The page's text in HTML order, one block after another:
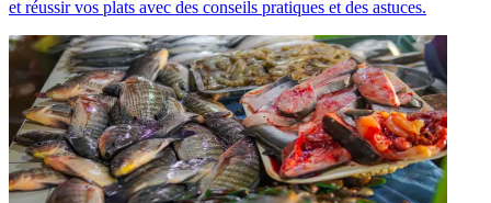
et réussir vos plats avec des conseils pratiques et des astuces.